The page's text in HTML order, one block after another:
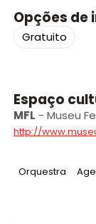
Opções de
Gratuito
Espaço
MFL - Museu
http://
Tag:
Orquestra Tag: